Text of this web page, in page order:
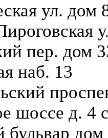
ул. дом
пер. дом
наб. 13
шоссе д. 4
бульвар дом